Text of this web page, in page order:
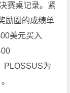
赛桌记录。紧
励圈的成绩单
美元买入
PLOSSUS为